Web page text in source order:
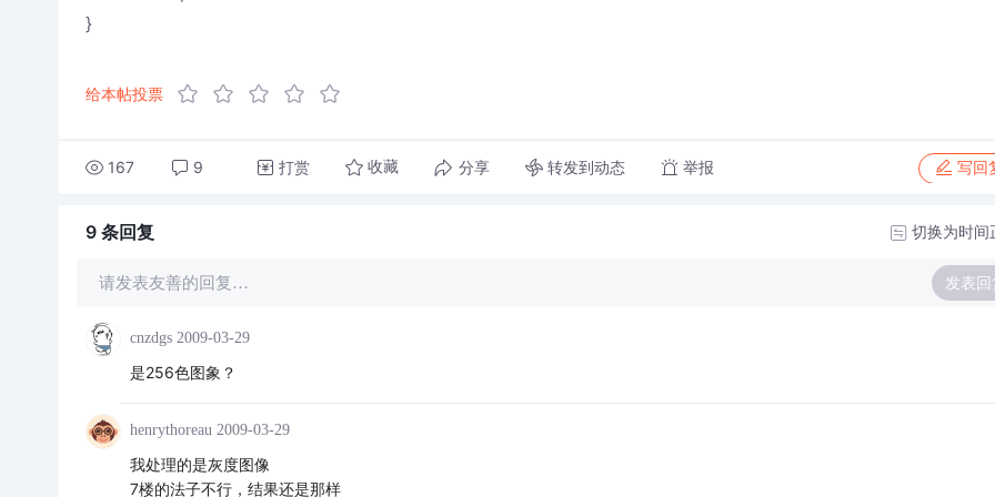
}
给本帖投票
167 9 打赏 收藏 分享 转发到动态 举报 写回
9 条回复 切换为时间
请发表友善的回复… 发表回
cnzdgs 2009-03-29
是256色图象？
henrythoreau 2009-03-29
我处理的是灰度图像
7楼的法子不行，结果还是那样